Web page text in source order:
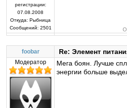
регистрации:
07.08.2008
Откуда: Рыбница
Сообщений: 2501
foobar Re: Элемент
Модератор
Мега боян. Лучше
энергии больше